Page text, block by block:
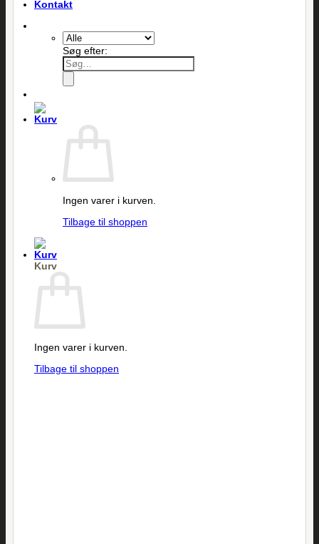
Kontakt
Søg efter:
Ingen varer i kurven.
Tilbage til shoppen
Kurv
Ingen varer i kurven.
Tilbage til shoppen